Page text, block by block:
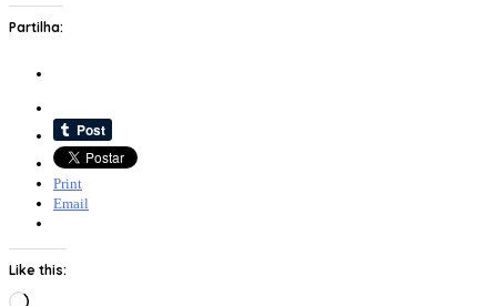
Partilha:
Print
Email
Like this:
Loading…